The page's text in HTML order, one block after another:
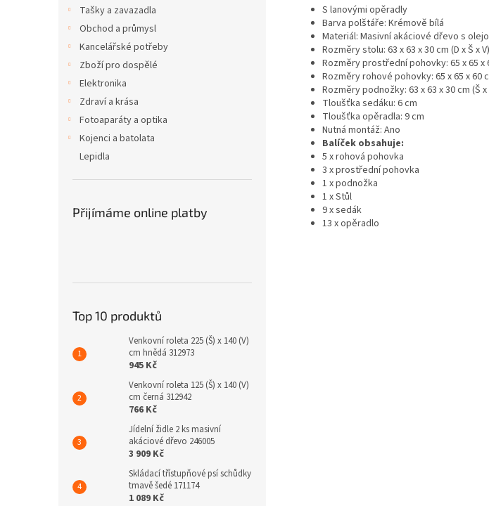
Tašky a zavazadla
Obchod a průmysl
Kancelářské potřeby
Zboží pro dospělé
Elektronika
Zdraví a krása
Fotoaparáty a optika
Kojenci a batolata
Lepidla
Přijímáme online platby
Top 10 produktů
Venkovní roleta 225 (Š) x 140 (V)
cm hnědá 312973
945 Kč
Venkovní roleta 125 (Š) x 140 (V)
cm černá 312942
766 Kč
Jídelní židle 2 ks masivní
akáciové dřevo 246005
3 909 Kč
Skládací třístupňové psí schůdky
tmavě šedé 171174
1 089 Kč
S lanovými opěradly
Barva polštáře: Krémově bílá
Materiál: Masivní akáciové dřevo s
Rozměry stolu: 63 x 63 x 30 cm (D x Š x V)
Rozměry prostřední pohovky: 65 x 65 x
Rozměry rohové pohovky: 65 x 65 x 60
Rozměry podnožky: 63 x 63 x 30 cm (Š x
Tloušťka sedáku: 6 cm
Tloušťka opěradla: 9 cm
Nutná montáž: Ano
Balíček obsahuje:
5 x rohová pohovka
3 x prostřední pohovka
1 x podnožka
1 x Stůl
9 x sedák
13 x opěradlo